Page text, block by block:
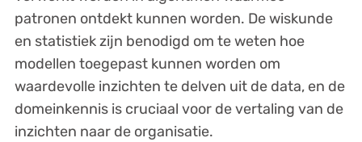
patronen ontdekt kunnen worden. De wiskunde
en statistiek zijn benodigd om te weten hoe
modellen toegepast kunnen worden om
waardevolle inzichten te delven uit de data, en de
domeinkennis is cruciaal voor de vertaling van de
inzichten naar de organisatie.